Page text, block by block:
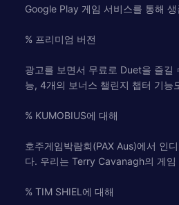
Google Play 게임 서비스를 통해
% 프리미엄 버전
광고를 보면서 무료로 Duet을 즐길
능, 4개의 보너스 챌린지 챕터 기능
% KUMOBIUS에 대해
호주게임박람회(PAX Aus)에서 인
다. 우리는 Terry Cavanagh의 게
% TIM SHIEL에 대해